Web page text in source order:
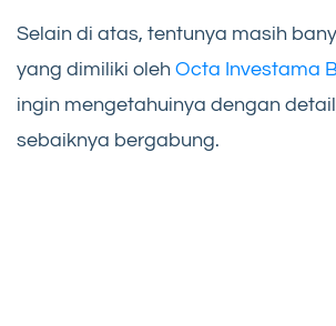
Selain di atas, tentunya masih
yang dimiliki oleh Octa Investama
ingin mengetahuinya dengan
sebaiknya bergabung.